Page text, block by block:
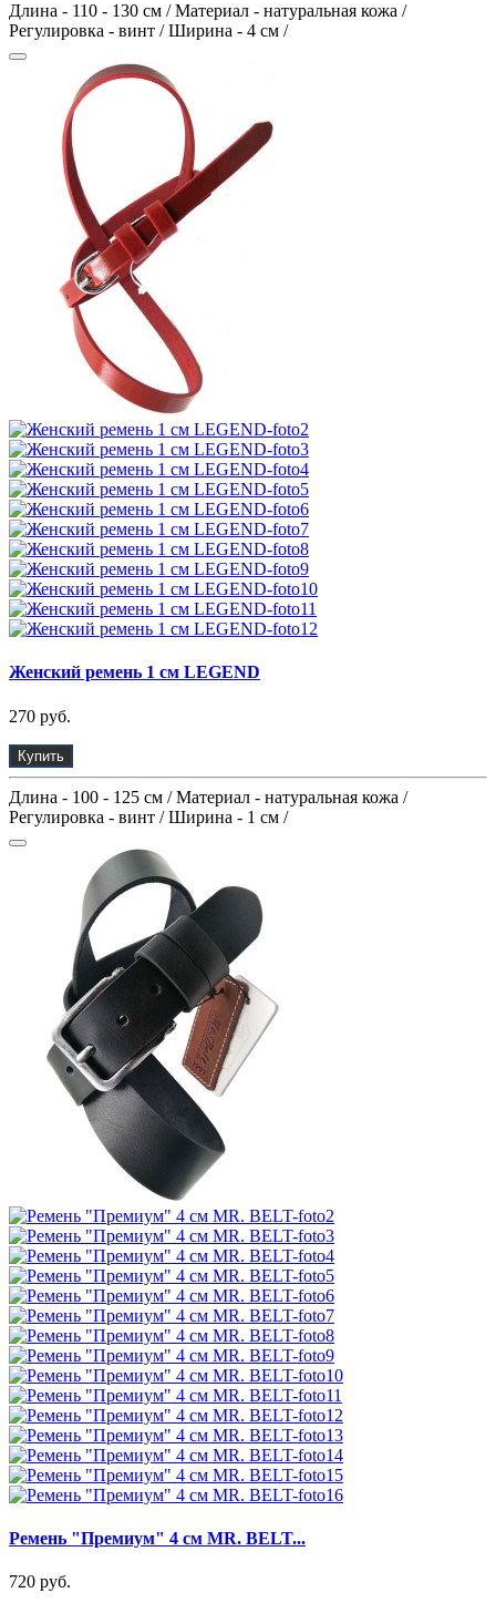
Длина - 110 - 130 см / Материал - натуральная кожа /
Регулировка - винт / Ширина - 4 см /
Женский ремень 1 см LEGEND
270 руб.
Купить
Длина - 100 - 125 см / Материал - натуральная кожа /
Регулировка - винт / Ширина - 1 см /
Ремень "Премиум" 4 см MR. BELT...
720 руб.